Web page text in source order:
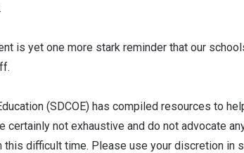
is yet one more stark reminder that our
(SDCOE) has compiled resources to
not exhaustive and do not advocate
difficult time. Please use your discretion in